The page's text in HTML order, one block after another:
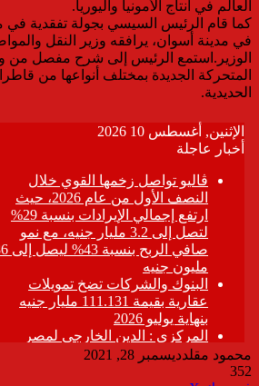
العالم في انتاج الأمونيا واليوريا.
كما قام الرئيس السيسي بجولة تفقدية في
في مدينة أسوان، يرافقه وزير النقل
الوزير.استمع الرئيس إلى شرح مفصل من
المتحركة الجديدة بمختلف أنواعها من
الحديدية.
محمود مقلدديسمبر 28, 2021
352